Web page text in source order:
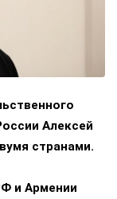
Алексей
странами.
и Армении